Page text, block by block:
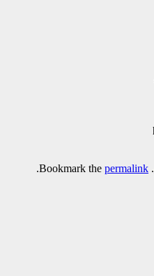
. Bookmark the
permalink
.